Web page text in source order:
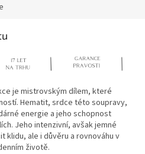
je mistrovským dílem, které
Hematit, srdce této soupravy,
energie a jeho schopnost
Jeho intenzivní, avšak jemné
klidu, ale i důvěru a rovnováhu v
životě.